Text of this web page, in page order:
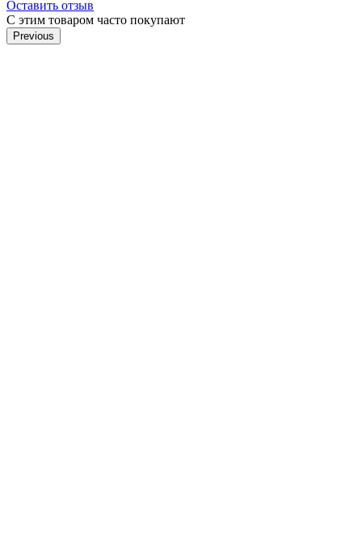
Оставить отзыв
С этим товаром часто покупают
Previous